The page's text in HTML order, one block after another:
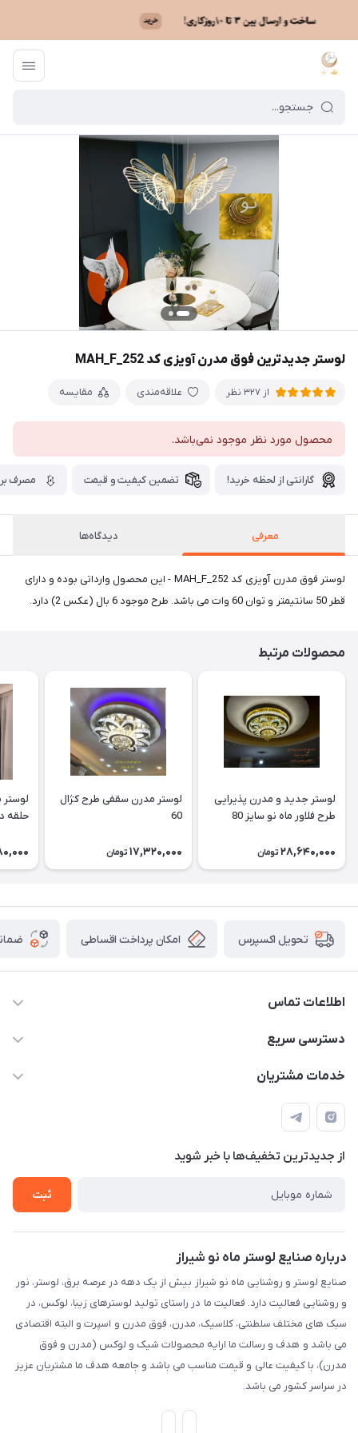
ماه نو / فهرست محصولات
لوستر جدیدترین فوق مدرن آویزی کد MAH_F_252
از 327 نظر علاقه‌مندی مقایسه
محصول مورد نظر موجود نمی‌باشد.
گارانتی از لحظه خرید! تضمین کیفیت و قیمت مصرف
معرفی دیدگاه‌ها
لوستر فوق مدرن آویزی کد MAH_F_252 - این محصول وارداتی بوده و دارای
قطر 50 سانتیمتر و توان 60 وات می باشد. طرح موجود 6 بال (عکس 2) دارد.
محصولات مرتبط
لوستر جدید و مدرن پذیرایی
طرح فلاور ماه نو سایز 80
28,640,000 تومان
لوستر مدرن سقفی طرح کژال
60
17,320,000 تومان
لوستر
تحویل اکسپرس امکان پرداخت اقساطی
اطلاعات تماس
09171115348
طبقه همکف واحد 131
دسترسی سریع
مجله فروشگاه
درباره ما
تماس با ما
خدمات مشتریان
قوانین و مقررات
حریم خصوصی
راهنما
از جدید‌ترین تخفیف‌ها با‌ خبر شوید
ثبت
درباره صنایع لوستر ماه نو شیراز
صنایع لوستر و روشنایی ماه نو شیراز بیش از یک دهه در عرصه برق، لوستر، نور
و روشنایی فعالیت دارد. فعالیت ما در راستای تولید لوسترهای زیبا، لوکس، در
سبک های مختلف سلطنتی، کلاسیک، مدرن، فوق مدرن و اسپرت و البته اقتصادی
می باشد و هدف و رسالت ما ارایه محصولات شیک و لوکس (مدرن و فوق
مدرن)، با کیفیت عالی و قیمت مناسب می باشد و جامعه هدف ما مشتریان عزیز
در سراسر کشور می باشد.